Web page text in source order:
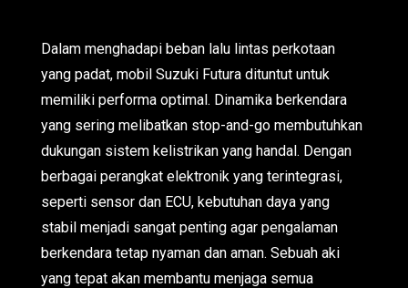
Dalam menghadapi beban lalu lintas perkotaan
yang padat, mobil Suzuki Futura dituntut untuk
memiliki performa optimal. Dinamika berkendara
yang sering melibatkan stop-and-go membutuhkan
dukungan sistem kelistrikan yang handal. Dengan
berbagai perangkat elektronik yang terintegrasi,
seperti sensor dan ECU, kebutuhan daya yang
stabil menjadi sangat penting agar pengalaman
berkendara tetap nyaman dan aman. Sebuah aki
yang tepat akan membantu menjaga semua